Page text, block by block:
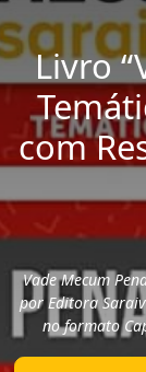
Livro
com
Vade Mecum
por Editora
no formato